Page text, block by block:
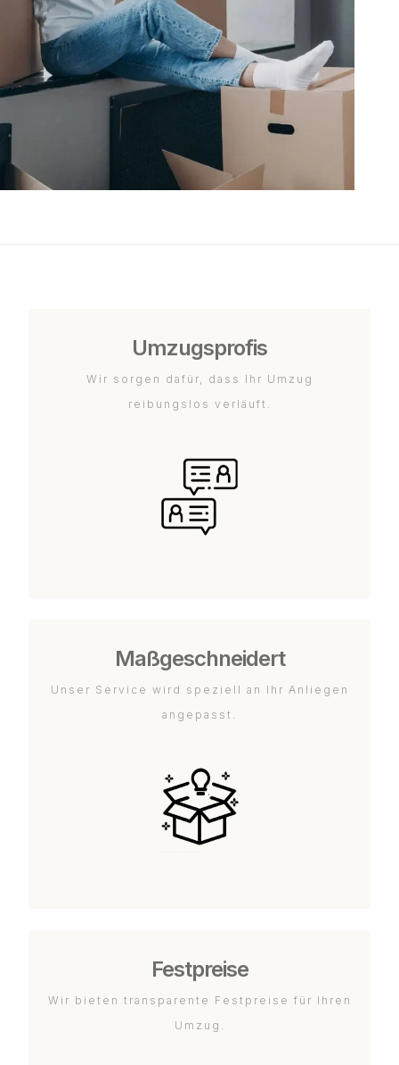
Umzugsprofis
Wir sorgen dafür, dass Ihr Umzug
reibungslos verläuft.
Maßgeschneidert
Unser Service wird speziell an Ihr Anliegen
angepasst.
Festpreise
Wir bieten transparente Festpreise für Ihren
Umzug.